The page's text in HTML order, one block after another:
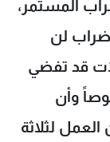
المستمر،
لن
قد تفضي
وأن
لثلاثة